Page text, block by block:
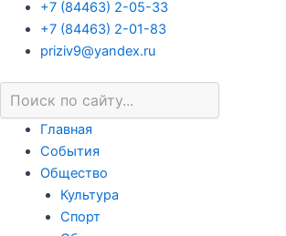
+7 (84463) 2-05-33
+7 (84463) 2-01-83
priziv9@yandex.ru
Главная
События
Общество
Культура
Спорт